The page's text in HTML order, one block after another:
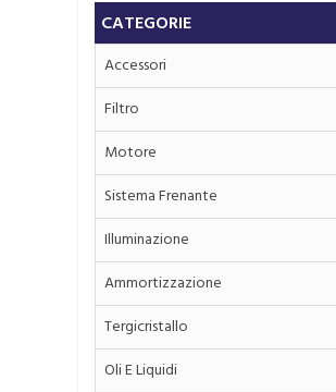
CATEGORIE
Accessori
Filtro
Motore
Sistema Frenante
Illuminazione
Ammortizzazione
Tergicristallo
Oli E Liquidi